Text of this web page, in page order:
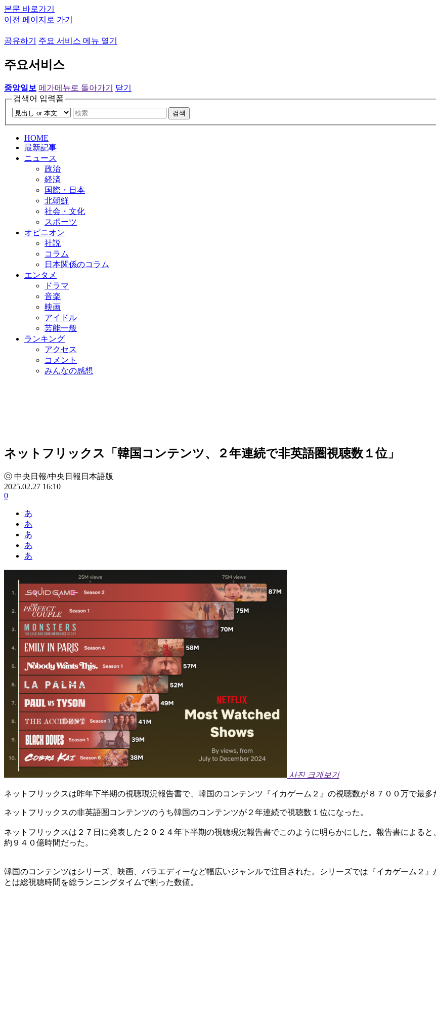
본문 바로가기
이전 페이지로 가기
공유하기 주요 서비스 메뉴 열기
주요서비스
중앙일보 메가메뉴로 돌아가기
닫기
검색어 입력폼
검색
HOME
最新記事
ニュース
政治
経済
国際・日本
北朝鮮
社会・文化
スポーツ
オピニオン
社説
コラム
日本関係のコラム
エンタメ
ドラマ
音楽
映画
アイドル
芸能一般
ランキング
アクセス
コメント
みんなの感想
ネットフリックス「韓国コンテンツ、２年連続で非英語圏視聴数１位」
ⓒ 中央日報/中央日報日本語版
2025.02.27 16:10
0
あ
あ
あ
あ
あ
사진 크게보기
ネットフリックスは昨年下半期の視聴現況報告書で、韓国のコンテンツ『イカゲーム２』の視聴数が８７００万で
ネットフリックスの非英語圏コンテンツのうち韓国のコンテンツが２年連続で視聴数１位になった。
ネットフリックスは２７日に発表した２０２４年下半期の視聴現況報告書でこのように明らかにした。報告書による
約９４０億時間だった。
韓国のコンテンツはシリーズ、映画、バラエディーなど幅広いジャンルで注目された。シリーズでは『イカゲーム２
とは総視聴時間を総ランニングタイムで割った数値。